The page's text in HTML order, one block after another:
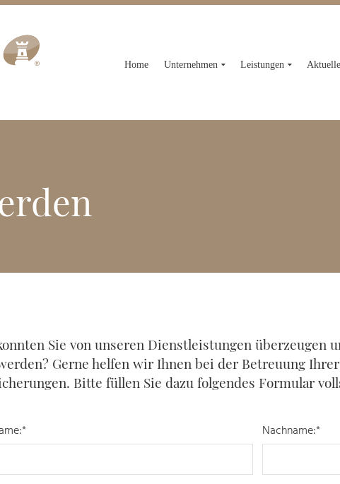
Home Unternehmen Leistungen
Sie von unseren Dienstleistungen überzeugen
Gerne helfen wir Ihnen bei der Betreuung
Bitte füllen Sie dazu folgendes Formular
Nachname:*